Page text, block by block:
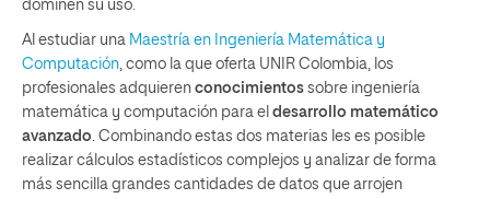
dominen su uso.
Al estudiar una Maestría en Ingeniería Matemática y
Computación , como la que oferta UNIR Colombia, los
profesionales adquieren conocimientos sobre ingeniería
matemática y computación para el desarrollo matemático
avanzado . Combinando estas dos materias les es posible
realizar cálculos estadísticos complejos y analizar de forma
más sencilla grandes cantidades de datos que arrojen